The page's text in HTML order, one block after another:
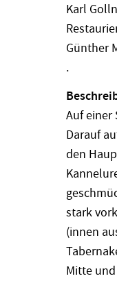
Karl
Günther
.
Auf einer
Darauf
den
stark
(innen
Mitte